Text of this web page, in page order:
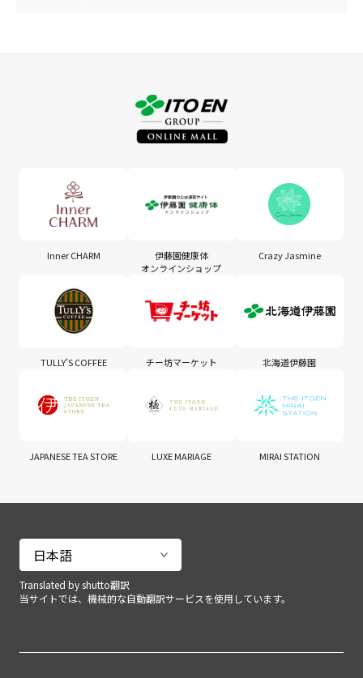
Inner CHARM
伊藤園健康体
オンラインショップ
Crazy Jasmine
TULLY'S COFFEE チー坊マーケット 北海道伊藤園
JAPANESE TEA STORE LUXE MARIAGE MIRAI STATION
Translated by shutto翻訳
当サイトでは、機械的な自動翻訳サービスを使用しています。